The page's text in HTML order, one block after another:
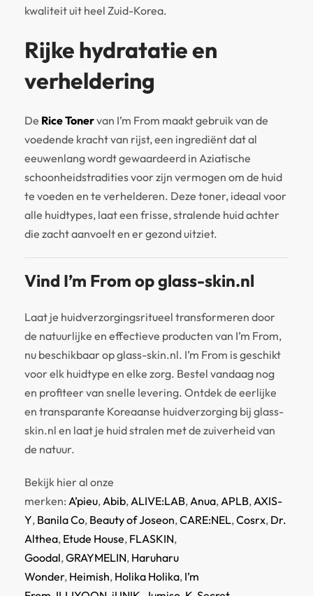
kwaliteit uit heel Zuid-Korea.
Rijke hydratatie en
verheldering
De Rice Tonervan I’m From maakt gebruik van de
voedende kracht van rijst, een ingrediënt dat al
eeuwenlang wordt gewaardeerd in Aziatische
schoonheidstradities voor zijn vermogen om de huid
te voeden en te verhelderen. Deze toner, ideaal voor
alle huidtypes, laat een frisse, stralende huid achter
die zacht aanvoelt en er gezond uitziet.
Vind I’m From op glass-skin.nl
Laat je huidverzorgingsritueel transformeren door
de natuurlijke en effectieve producten van I’m From,
nu beschikbaar op glass-skin.nl. I’m From is geschikt
voor elk huidtype en elke zorg. Bestel vandaag nog
en profiteer van snelle levering. Ontdek de eerlijke
en transparante Koreaanse huidverzorging bij glass-
skin.nl en laat je huid stralen met de zuiverheid van
de natuur.
Bekijk hier al onze
merken: A’pieu,Abib,ALIVE:LAB,Anua,APLB,AXIS-
Y, Banila Co, Beauty of Joseon,CARE:NEL,Cosrx, Dr.
Althea, Etude House, FLASKIN,
Goodal,GRAYMELIN, Haruharu
Wonder, Heimish, Holika Holika, I’m